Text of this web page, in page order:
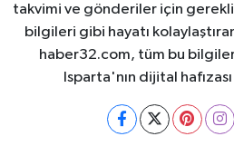
takvimi ve gönderiler için
bilgileri gibi hayatı
haber32.com, tüm bu
Isparta'nın dijital